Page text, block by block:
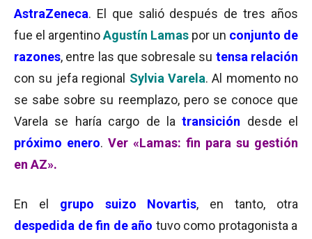
AstraZeneca. El que salió después de tres años
fue el argentinoAgustín Lamas por un conjunto de
razones, entre las que sobresale su tensa relación
con su jefa regional Sylvia Varela. Al momento no
se sabe sobre su reemplazo, pero se conoce que
Varela se haría cargo de latransición desde el
próximo enero. Ver «Lamas: fin para su gestión
en AZ».
En el grupo suizo Novartis, en tanto, otra
despedida de fin de año tuvo como protagonista a